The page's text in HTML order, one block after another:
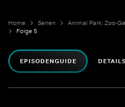
Home Serien
Folge 5
EPISODENGUIDE DETAILS